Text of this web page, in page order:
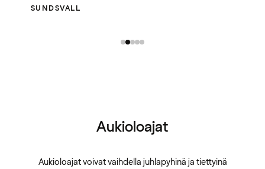
SUNDSVALL
Aukioloajat
Aukioloajat voivat vaihdella juhlapyhinä ja tiettyinä